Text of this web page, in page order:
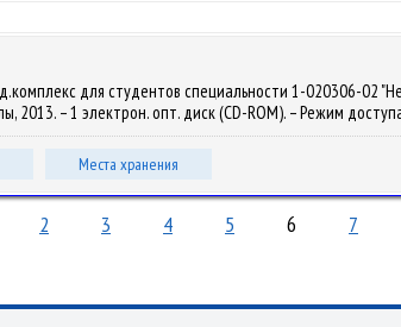
для студентов специальности 1-020306-02
2013. – 1 электрон. опт. диск (CD-ROM). – Режим
Места хранения
2 3 4 5 6 7